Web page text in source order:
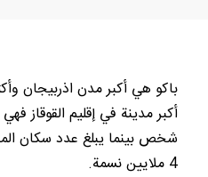
باكو هي أكبر مدن اذربيجان
شخص بينما يبلغ عدد سكان
4 ملايين نسمة.